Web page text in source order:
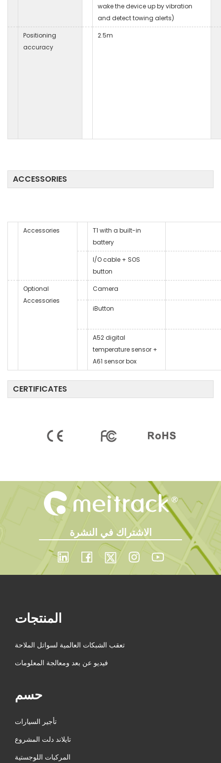
wake the device up by vibration
and detect towing alerts)
Positioning
accuracy
2.5m
ACCESSORIES
Accessories
T1 with a built-in
battery
I/O cable + SOS
button
Optional
Accessories
Camera
iButton
A52 digital
temperature sensor +
A61 sensor box
CERTIFICATES
الاشتراك في النشرة
المنتجات
تعقب الشبكات العالمية لسواتل الملاحة
فيديو عن بعد ومعالجة المعلومات
حسم
تأجير السيارات
تايلاند دلت المشروع
المركبات اللوجستية